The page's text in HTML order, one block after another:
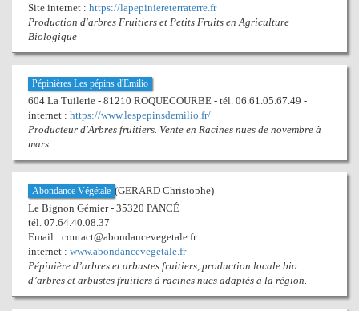
Site internet : https://lapepiniereterraterre.fr
Production d'arbres Fruitiers et Petits Fruits en Agriculture
Biologique
Pépinières Les pépins d'Emilio
604 La Tuilerie - 81210 ROQUECOURBE - tél. 06.61.05.67.49 -
internet : https://www.lespepinsdemilio.fr/
Producteur d'Arbres fruitiers. Vente en Racines nues de novembre à
mars
Abondance Végétale (GERARD Christophe)
Le Bignon Gémier - 35320 PANCÉ
tél. 07.64.40.08.37
Email : contact@abondancevegetale.fr
internet : www.abondancevegetale.fr
Pépinière d’arbres et arbustes fruitiers, production locale bio
d’arbres et arbustes fruitiers à racines nues adaptés à la région.